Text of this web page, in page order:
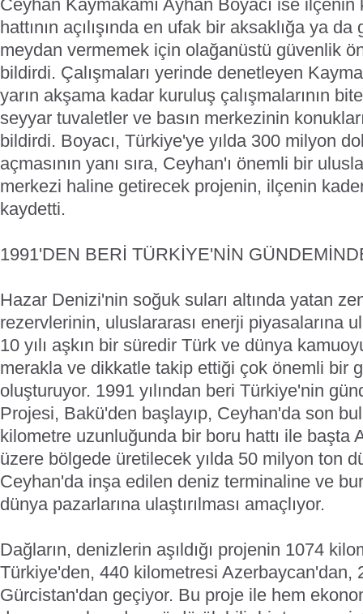
Ceyhan Kaymakamı Ayhan Boyacı ise
hattının açılışında en ufak bir aksaklığa ya
meydan vermemek için olağanüstü güvenlik
bildirdi. Çalışmaları yerinde denetleyen
yarın akşama kadar kuruluş çalışmalarının
seyyar tuvaletler ve basın merkezinin
bildirdi. Boyacı, Türkiye'ye yılda 300 milyon
açmasının yanı sıra, Ceyhan'ı önemli bir
merkezi haline getirecek projenin, ilçenin
kaydetti.
1991'DEN BERİ TÜRKİYE'NİN
Hazar Denizi'nin soğuk suları altında yatan
rezervlerinin, uluslararası enerji piyasalarına
10 yılı aşkın bir süredir Türk ve dünya
merakla ve dikkatle takip ettiği çok önemli bir
oluşturuyor. 1991 yılından beri Türkiye'nin
Projesi, Bakü'den başlayıp, Ceyhan'da son
kilometre uzunluğunda bir boru hattı ile başta
üzere bölgede üretilecek yılda 50 milyon ton
Ceyhan'da inşa edilen deniz terminaline ve
dünya pazarlarına ulaştırılması amaçlıyor.
Dağların, denizlerin aşıldığı projenin 1074
Türkiye'den, 440 kilometresi Azerbaycan'dan,
Gürcistan'dan geçiyor. Bu proje ile hem